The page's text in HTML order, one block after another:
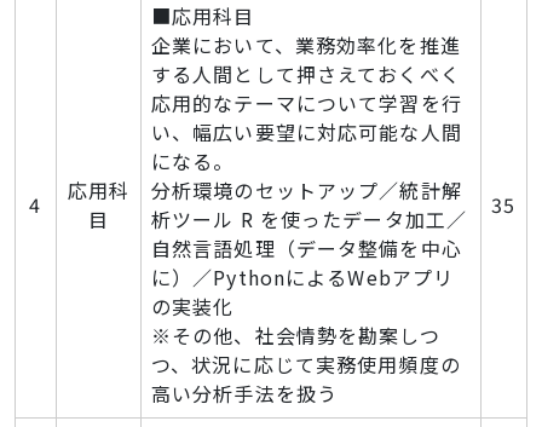
4
応用科
目
■応用科目
企業において、業務効率化を推進
する人間として押さえておくべく
応用的なテーマについて学習を行
い、幅広い要望に対応可能な人間
になる。
分析環境のセットアップ／統計解
析ツール R を使ったデータ加工／
自然言語処理（データ整備を中心
に）／PythonによるWebアプリ
の実装化
※その他、社会情勢を勘案しつ
つ、状況に応じて実務使用頻度の
高い分析手法を扱う
35